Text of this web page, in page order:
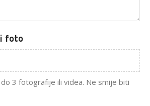
foto
3 fotografije ili videa. Ne smije biti